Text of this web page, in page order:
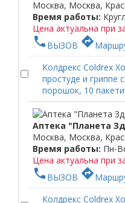
Москва, Москва,
Время работы:
Цена актуальна при
phone ВЫЗОВ directions
Колдрекс Coldrex
простуде и гриппе
порошок, 10
Аптека "Планета
Москва, Москва,
Время работы: Пн-
Цена актуальна при
phone ВЫЗОВ directions
Колдрекс Coldrex